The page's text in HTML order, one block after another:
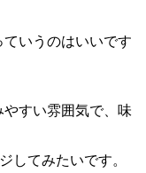
いうのはいいです
すい雰囲気で、味
してみたいです。